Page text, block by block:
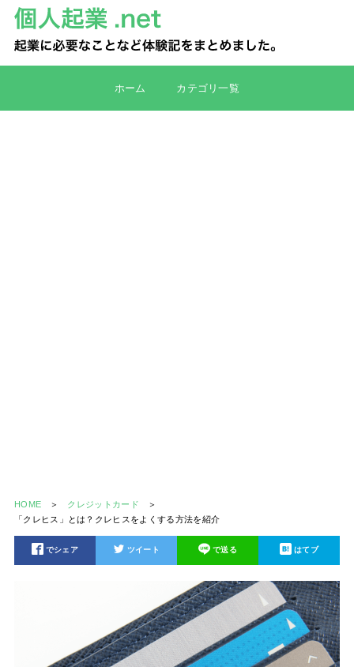
ホーム カテゴリ一覧
HOME
クレジットカード
「クレヒス」とは？クレヒスをよくする方法を紹介
でシェア ツイート で送る はてブ